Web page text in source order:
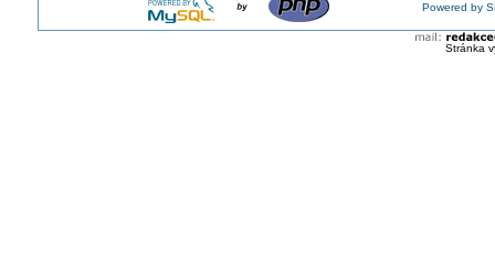
Powered by
Stránka